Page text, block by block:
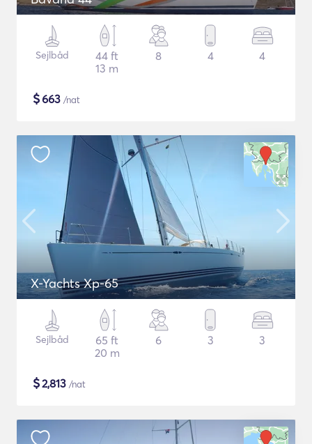
Sejlbåd
44 ft
13 m
8 4 4
$663 /nat
X-Yachts Xp-65
Sejlbåd
65 ft
20 m
6 3 3
$2,813 /nat